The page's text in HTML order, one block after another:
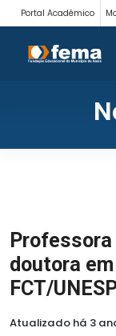
Portal Acadêmico
doutora
FCT/
Atualizado há 3